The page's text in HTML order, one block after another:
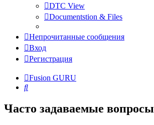
DTC View
Documentstion & Files
Непрочитанные сообщения
Вход
Регистрация
Fusion GURU
Поиск
Часто задаваемые вопросы